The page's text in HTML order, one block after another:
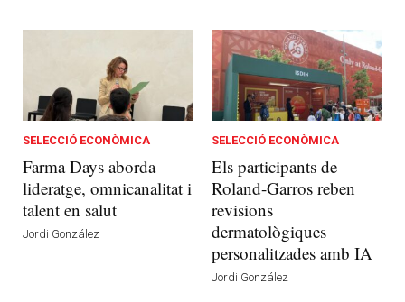
SELECCIÓ ECONÒMICA
Farma Days aborda
lideratge, omnicanalitat i
talent en salut
Jordi González
SELECCIÓ ECONÒMICA
Els participants de
Roland-Garros reben
revisions
dermatològiques
personalitzades amb IA
Jordi González